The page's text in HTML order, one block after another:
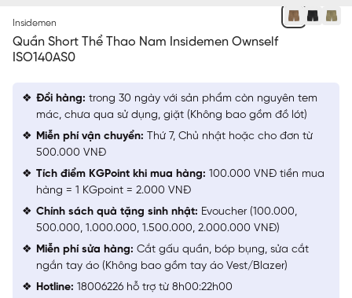
Insidemen
Quần Short Thể Thao Nam Insidemen Ownself
ISO140AS0
Đổi hàng: trong 30 ngày với sản phẩm còn nguyên tem
mác, chưa qua sử dụng, giặt (Không bao gồm đồ lót)
Miễn phí vận chuyển: Thứ 7, Chủ nhật hoặc cho đơn từ
500.000 VNĐ
Tích điểm KGPoint khi mua hàng: 100.000 VNĐ tiền mua
hàng = 1 KGpoint = 2.000 VNĐ
Chính sách quà tặng sinh nhật: Evoucher (100.000,
500.000, 1.000.000, 1.500.000, 2.000.000 VNĐ)
Miễn phí sửa hàng: Cắt gấu quần, bóp bụng, sửa cắt
ngắn tay áo (Không bao gồm tay áo Vest/Blazer)
Hotline: 18006226 hỗ trợ từ 8h00:22h00